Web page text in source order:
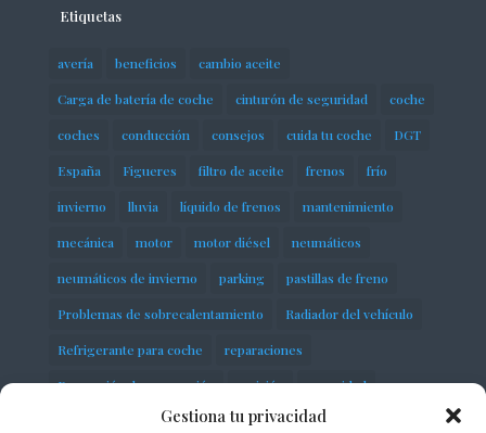
Gestiona tu privacidad
Etiquetas
avería beneficios cambio aceite
Carga de batería de coche cinturón de seguridad coche
coches conducción consejos cuida tu coche DGT
España Figueres filtro de aceite frenos frío
invierno lluvia líquido de frenos mantenimiento
mecánica motor motor diésel neumáticos
neumáticos de invierno parking pastillas de freno
Problemas de sobrecalentamiento Radiador del vehículo
Refrigerante para coche reparaciones
Reparación de suspensión revisión seguridad
Sobrecalentamiento del motor